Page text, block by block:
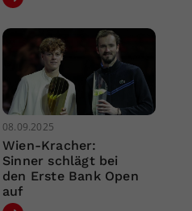
08.09.2025
Wien-Kracher:
Sinner schlägt bei
den Erste Bank Open
auf